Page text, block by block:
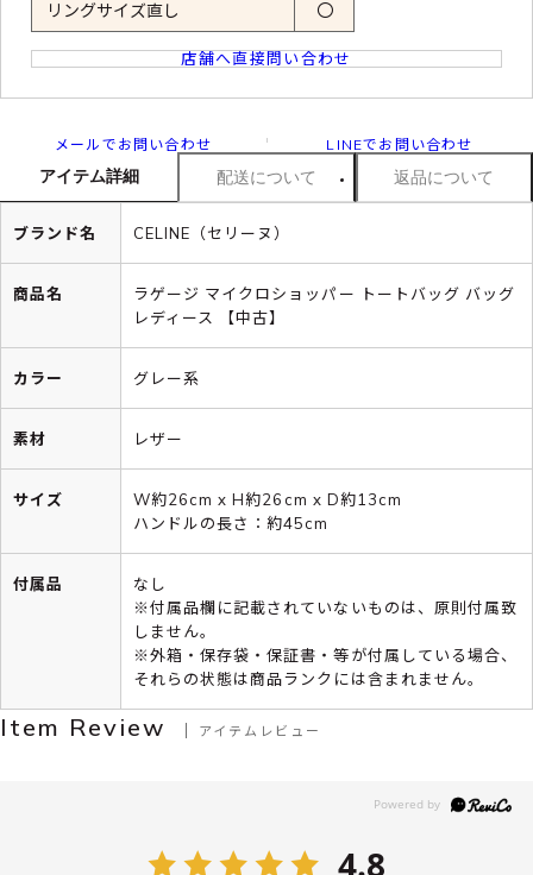
リングサイズ直し 〇
店舗へ直接問い合わせ
メールでお問い合わせ LINEでお問い合わせ
アイテム詳細 配送について 返品について
ブランド名 CELINE（セリーヌ）
商品名
ラゲージ マイクロショッパー トートバッグ バッグ
レディース 【中古】
カラー グレー系
素材 レザー
サイズ
W約26cm x H約26cm x D約13cm
ハンドルの長さ：約45cm
付属品
なし
※付属品欄に記載されていないものは、原則付属致
しません。
※外箱・保存袋・保証書・等が付属している場合、
それらの状態は商品ランクには含まれません。
Item Review アイテムレビュー
4.8